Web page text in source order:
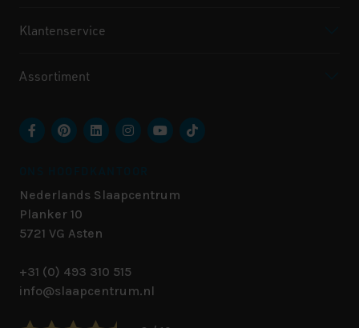
Klantenservice
Assortiment
Nederlands Slaapcentrum
Planker 10
5721 VG Asten
+31 (0) 493 310 515
info@slaapcentrum.nl